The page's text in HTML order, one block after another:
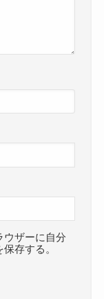
ウザーに自分
存する。